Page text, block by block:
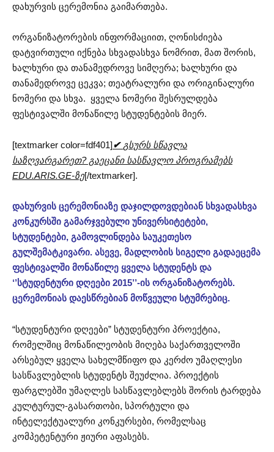
დახურვის ცერემონია გაიმართება.
ორგანიზატორების ინფორმაციით, ღონისძიება
დატვირთული იქნება სხვადასხვა ნომრით, მათ შორის,
ხალხური და თანამედროვე სიმღერა; ხალხური და
თანამედროვე ცეკვა; თეატრალური და ორიგინალური
ნომერი და სხვა. ყველა ნომერი შესრულდება
ფესტივალში მონაწილე სტუდენტების მიერ.
[textmarker color=fdf401]✔ გსურს სწავლა
საზღვარგარეთ? გაეცანი სასწავლო პროგრამებს
EDU.ARIS.GE-ზე[/textmarker].
დახურვის ცერემონიაზე დაჯილდოვდებიან სხვადასხვა
კონკურსში გამარჯვებული უნივერსიტეტები,
სტუდენტები, გამოვლინდება საუკეთესო
გულშემატკივარი. ასევე, მადლობის სიგელი გადაეცემა
ფესტივალში მონაწილე ყველა სტუდენტს და
‘’სტუდენტური დღეები 2015’’-ის ორგანიზატორებს.
ცერემონიას დაესწრებიან მოწვეული სტუმრებიც.
“სტუდენტური დღეები” სტუდენტური პროექტია,
რომელშიც მონაწილეობის მიღება საქართველოში
არსებულ ყველა სახელმწიფო და კერძო უმაღლესი
სასწავლებლის სტუდენტს შეუძლია. პროექტის
ფარგლებში უმაღლეს სასწავლებლებს შორის ტარდება
კულტურულ-გასართობი, სპორტული და
ინტელექტუალური კონკურსები, რომელსაც
კომპეტენტური ჟიური აფასებს.